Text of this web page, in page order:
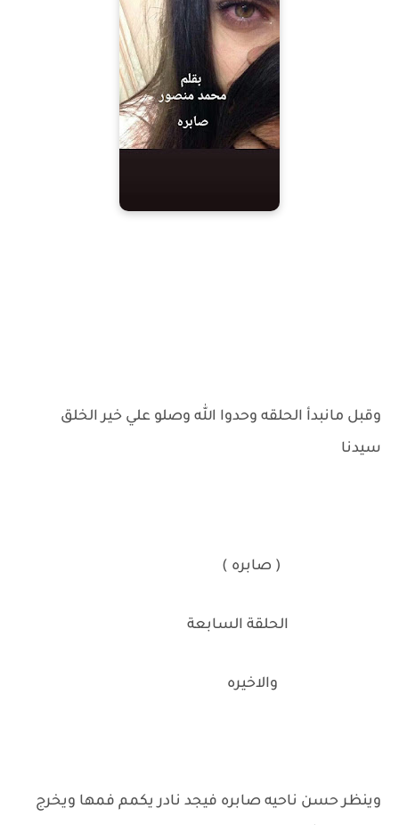
وقبل مانبدأ الحلقه وحدوا الله وصلو علي خير الخلق
سيدنا
( صابره )
‏ الحلقة السابعة
‏ ‏والاخيره
وينظر حسن ناحيه صابره فيجد نادر يكمم فمها ويخرج